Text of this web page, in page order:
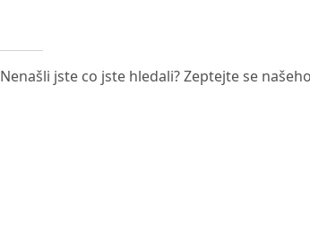
Nenašli jste co jste hledali? Zeptejte se našeho